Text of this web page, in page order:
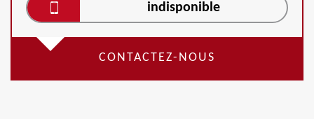
indisponible
CONTACTEZ-NOUS